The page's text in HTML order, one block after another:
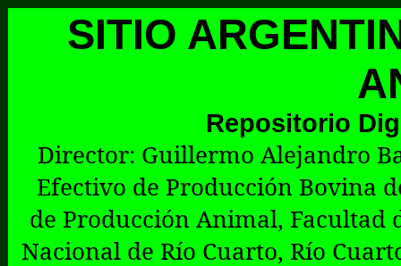
SITIO
Repositorio
Director: Guillermo Alejandro
Efectivo de Producción Bovina
de Producción Animal,
Nacional de Río Cuarto, Río